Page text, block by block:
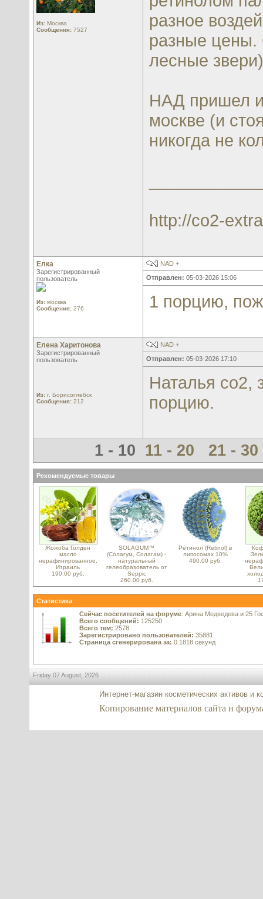
Из: Москва
Сообщения: 7527
разное
разные цены.
лесные
НАД пришел
москве (и
никогда не
http://co2-
Елка
Зарегистрированный
пользователь
Из: москва
Сообщения: 276
NAD +
Отправлен: 05-03-2026 15:06
1 порцию,
Елена Харитонова
Зарегистрированный
пользователь
Из: г. Борисоглебск
Сообщения: 212
NAD +
Отправлен: 05-03-2026 17:10
Наталья со2,
порцию.
1 - 10 11 - 20 21 - 30
Рекомендуемые товары
Жожоба Голден
масло
нерафинированное,
Израиль
190.00 руб.
SOLAGUM™
(Солагум, Солагам) -
натуральный
гелеобразователь от
Seppic
260.00 руб.
Ретинол (Retinol) в
липосомах 10%
490.00 руб.
Статистика
Сейчас посетителей на форуме: Арина Медведева и 25
Всего сообщений: 125250
Всего тем: 2578
Зарегистрировано пользователей: 35881
Страница сгенерирована за: 0.1818 секунд
Friday 07 August, 2026
Интернет-магазин косметических активов
Копирование материалов сайта и